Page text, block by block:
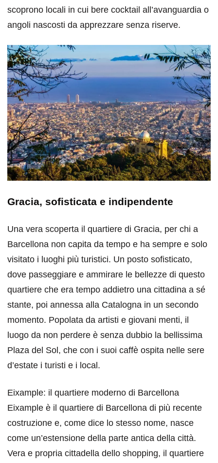
scoprono locali in cui bere cocktail all’avanguardia o
angoli nascosti da apprezzare senza riserve.
Gracia, sofisticata e indipendente
Una vera scoperta il quartiere di Gracia, per chi a
Barcellona non capita da tempo e ha sempre e solo
visitato i luoghi più turistici. Un posto sofisticato,
dove passeggiare e ammirare le bellezze di questo
quartiere che era tempo addietro una cittadina a sé
stante, poi annessa alla Catalogna in un secondo
momento. Popolata da artisti e giovani menti, il
luogo da non perdere è senza dubbio la bellissima
Plaza del Sol, che con i suoi caffè ospita nelle sere
d’estate i turisti e i local.
Eixample: il quartiere moderno di Barcellona
Eixample è il quartiere di Barcellona di più recente
costruzione e, come dice lo stesso nome, nasce
come un’estensione della parte antica della città.
Vera e propria cittadella dello shopping, il quartiere